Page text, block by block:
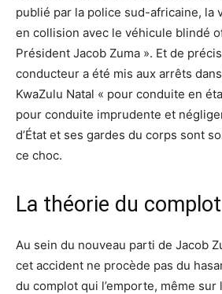
publié par la police sud-africaine, la
en collision avec le véhicule blindé
Président Jacob Zuma ». Et de
conducteur a été mis aux arrêts
KwaZulu Natal « pour conduite en
pour conduite imprudente et
d’État et ses gardes du corps sont
ce choc.
La théorie du complot
Au sein du nouveau parti de Jacob
cet accident ne procède pas du
du complot qui l’emporte, même sur